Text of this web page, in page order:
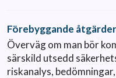
Förebyggande
Överväg om man bör
särskild utsedd
riskanalys,